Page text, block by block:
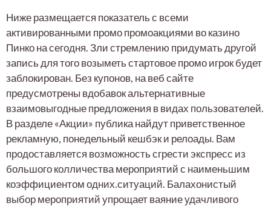
Ниже размещается показатель с всеми
активированными промо промоакциями во казино
Пинко на сегодня. Зли стремлению придумать другой
запись для того возыметь стартовое промо игрок будет
заблокирован. Без купонов, на веб сайте
предусмотрены вдобавок альтернативные
взаимовыгодные предложения в видах пользователей.
В разделе «Акции» публика найдут приветственное
рекламную, понедельный кешбэк и релоады. Вам
продоставляется возможность сгрести экспресс из
большого колличества мероприятий с наименьшим
коэффициентом одних.ситуаций. Балахонистый
выбор мероприятий упрощает ваяние удачливого